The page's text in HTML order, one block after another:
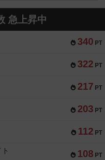
急上昇中
340 PT
322 PT
217 PT
203 PT
112 PT
108 PT